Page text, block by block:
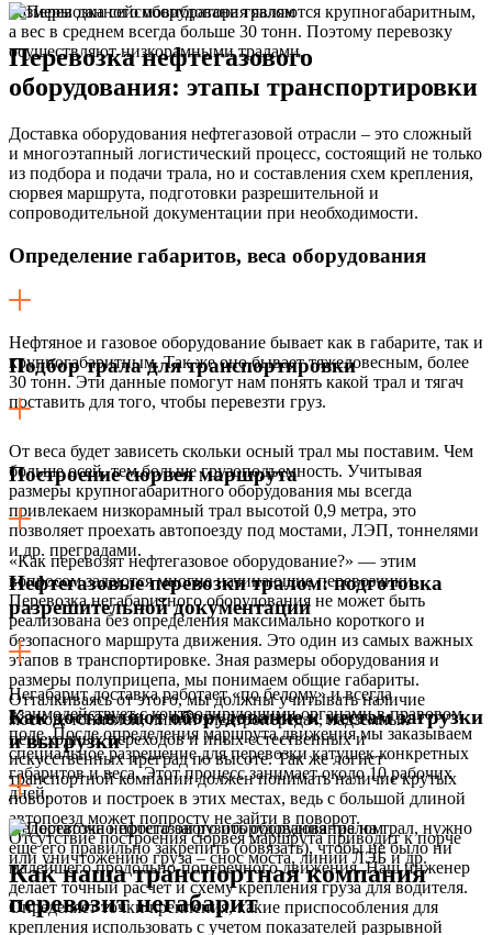
Размеры данного оборудования являются крупногабаритным,
а вес в среднем всегда больше 30 тонн. Поэтому перевозку
осуществляют низкорамными тралами.
Перевозка нефтегазового
оборудования: этапы транспортировки
Доставка оборудования нефтегазовой отрасли – это сложный
и многоэтапный логистический процесс, состоящий не только
из подбора и подачи трала, но и составления схем крепления,
сюрвея маршрута, подготовки разрешительной и
сопроводительной документации при необходимости.
Определение габаритов, веса оборудования
Нефтяное и газовое оборудование бывает как в габарите, так и
крупногабаритным. Так же оно бывает тяжеловесным, более
30 тонн. Эти данные помогут нам понять какой трал и тягач
поставить для того, чтобы перевезти груз.
Подбор трала для транспортировки
От веса будет зависеть скольки осный трал мы поставим. Чем
больше осей, тем больше грузоподъемность. Учитывая
размеры крупногабаритного оборудования мы всегда
привлекаем низкорамный трал высотой 0,9 метра, это
позволяет проехать автопоезду под мостами, ЛЭП, тоннелями
и др. преградами.
Построение сюрвея маршрута
«Как перевозят нефтегазовое оборудование?» — этим
вопросом задаются многие начинающие перевозчики.
Перевозка негабаритного оборудования не может быть
реализована без определения максимально короткого и
безопасного маршрута движения. Это один из самых важных
этапов в транспортировке. Зная размеры оборудования и
размеры полуприцепа, мы понимаем общие габариты.
Отталкиваясь от этого, мы должны учитывать наличие
мостов, тоннелей, линий электропередач, надземных
пешеходных переходов и иных естественных и
искусственных преград по высоте. Так же логист
транспортной компании должен понимать наличие крутых
поворотов и построек в этих местах, ведь с большой длиной
автопоезд может попросту не зайти в поворот.
Отсутствие построения сюрвея маршрута приводит к порче
или уничтожению груза – снос моста, линий ЛЭБ и др.
Нефтегазовые перевозки тралом: подготовка
разрешительной документации
Негабарит доставка работает «по белому» и всегда
взаимодействует с контролирующими органами в правовом
поле. После определения маршрута движения мы заказываем
специальное разрешение для перевозки катушек конкретных
габаритов и веса. Этот процесс занимает около 10 рабочих
дней.
Как доставляют оборудование к местам загрузки
и выгрузки
Недостаточно просто загрузить оборудование на трал, нужно
еще его правильно закрепить (обвязать), чтобы не было ни
малейшего продольно-поперечного движения. Наш инженер
делает точный расчет и схему крепления груза для водителя.
Определяет точки крепления, какие приспособления для
крепления использовать с учетом показателей разрывной
Как наша транспортная компания
перевозит негабарит